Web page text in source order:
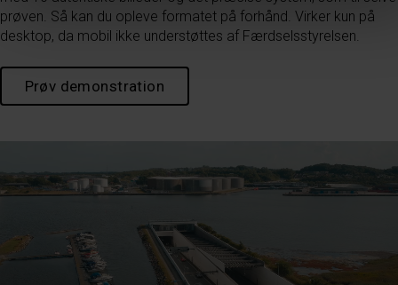
prøven. Så kan du opleve formatet på forhånd. Virker kun på
desktop, da mobil ikke understøttes af Færdselsstyrelsen.
Prøv demonstration